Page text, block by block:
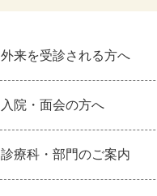
外来を受診される方へ
入院・面会の方へ
診療科・部門のご案内